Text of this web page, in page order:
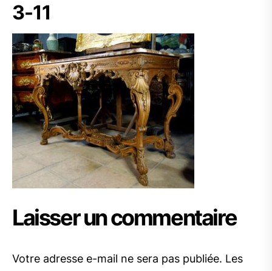
3-11
Laisser un commentaire
Votre adresse e-mail ne sera pas publiée. Les